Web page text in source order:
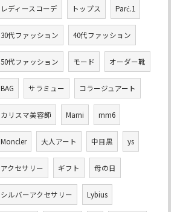
レディースコーデ トップス Parć.1
30代ファッション 40代ファッション
50代ファッション モード オーダー靴
BAG サラミュー コラージュアート
カリスマ美容師 Marni mm6
Moncler 大人アート 中目黒 ys
アクセサリー ギフト 母の日
シルバーアクセサリー Lybius